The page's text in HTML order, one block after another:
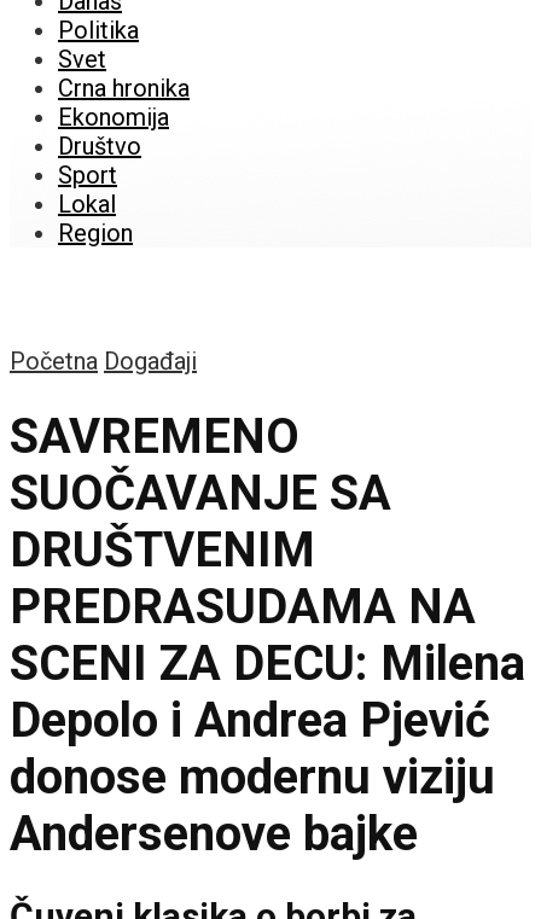
Politika
Svet
Crna hronika
Ekonomija
Društvo
Sport
Lokal
Region
Početna Događaji
SAVREMENO
SUOČAVANJE SA
DRUŠTVENIM
PREDRASUDAMA NA
SCENI ZA DECU: Milena
Depolo i Andrea Pjević
donose modernu viziju
Andersenove bajke